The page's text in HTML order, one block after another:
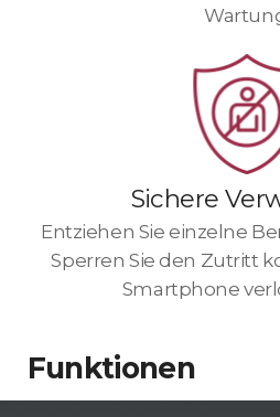
Sichere
Entziehen Sie einzelne
Sperren Sie den Zutritt
Smartphone
Funktionen